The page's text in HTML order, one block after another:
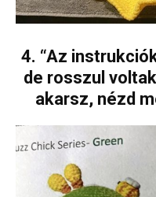
4. “Az
de rosszul
akarsz, nézd